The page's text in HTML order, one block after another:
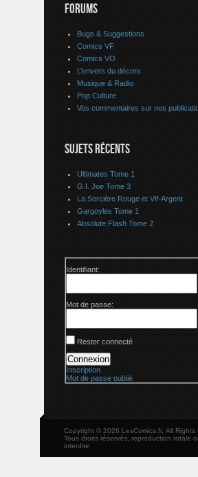
FORUMS
Bugs & Suggestions
Comics VF
Comics VO
L’envers du décors
Musique & Radio
Pop Culture
Vos commentaires sur nos
SUJETS RÉCENTS
Ultimates Tome 1
G.I. Joe Tome 3
La Sorcière Rouge et Vif-Argent
Gargoyles Tome 1
Absolute Flash Tome 2
Identifiant:
Mot de passe:
Rester connecté
Connexion
Inscription
Mot de passe oublié
Copyright © 2026 LesComics.fr, All Rights
Tous droits réservés, reproduction totale
interdite